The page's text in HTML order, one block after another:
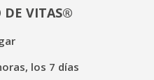
DE VITAS®
los 7 días